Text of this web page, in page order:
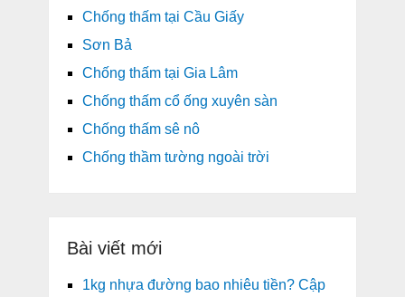
Chống thấm tại Cầu Giấy
Sơn Bả
Chống thấm tại Gia Lâm
Chống thấm cổ ống xuyên sàn
Chống thấm sê nô
Chống thầm tường ngoài trời
Bài viết mới
1kg nhựa đường bao nhiêu tiền? Cập